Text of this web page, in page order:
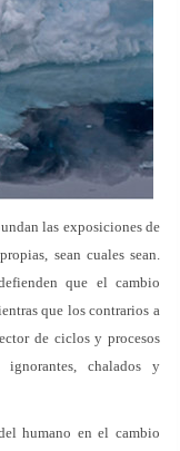
las exposiciones de
sean cuales sean.
que el cambio
que los contrarios a
de ciclos y procesos
ignorantes, chalados y
humano en el cambio